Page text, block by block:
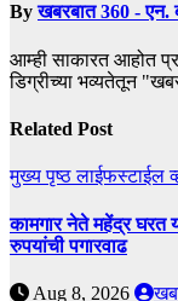
Byखबरबात 360 - एन.
आम्ही साकारत आहोत
डिग्रीच्या भव्यतेतून
Related Post
मुख्य पृष्ठलाईफस्टाईल
कामगार नेते महेंद्र घरत
रुपयांची पगारवाढ
Aug 8, 2026